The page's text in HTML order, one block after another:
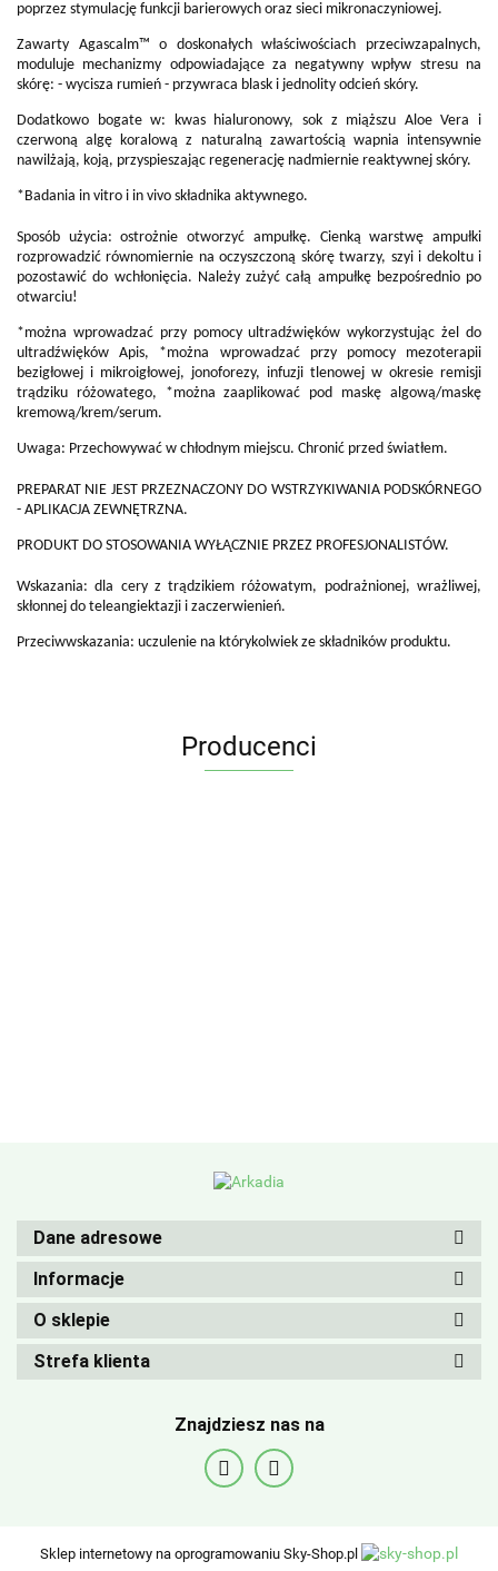
poprzez stymulację funkcji barierowych oraz sieci mikronaczyniowej.
Zawarty Agascalm™ o doskonałych właściwościach przeciwzapalnych,
moduluje mechanizmy odpowiadające za negatywny wpływ stresu na
skórę: - wycisza rumień - przywraca blask i jednolity odcień skóry.
Dodatkowo bogate w: kwas hialuronowy, sok z miąższu Aloe Vera i
czerwoną algę koralową z naturalną zawartością wapnia intensywnie
nawilżają, koją, przyspieszając regenerację nadmiernie reaktywnej skóry.
*Badania in vitro i in vivo składnika aktywnego.
Sposób użycia: ostrożnie otworzyć ampułkę. Cienką warstwę ampułki
rozprowadzić równomiernie na oczyszczoną skórę twarzy, szyi i dekoltu i
pozostawić do wchłonięcia. Należy zużyć całą ampułkę bezpośrednio po
otwarciu!
*można wprowadzać przy pomocy ultradźwięków wykorzystując żel do
ultradźwięków Apis, *można wprowadzać przy pomocy mezoterapii
bezigłowej i mikroigłowej, jonoforezy, infuzji tlenowej w okresie remisji
trądziku różowatego, *można zaaplikować pod maskę algową/maskę
kremową/krem/serum.
Uwaga: Przechowywać w chłodnym miejscu. Chronić przed światłem.
PREPARAT NIE JEST PRZEZNACZONY DO WSTRZYKIWANIA PODSKÓRNEGO
- APLIKACJA ZEWNĘTRZNA.
PRODUKT DO STOSOWANIA WYŁĄCZNIE PRZEZ PROFESJONALISTÓW.
Wskazania: dla cery z trądzikiem różowatym, podrażnionej, wrażliwej,
skłonnej do teleangiektazji i zaczerwienień.
Przeciwwskazania: uczulenie na którykolwiek ze składników produktu.
Producenci
Dane adresowe
Informacje
O sklepie
Strefa klienta
Znajdziesz nas na
Sklep internetowy na oprogramowaniu Sky-Shop.pl